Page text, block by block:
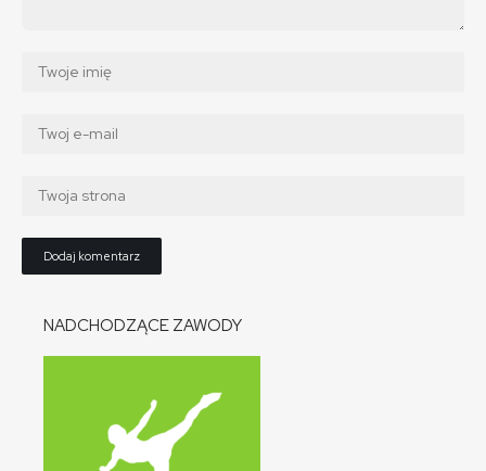
NADCHODZĄCE ZAWODY